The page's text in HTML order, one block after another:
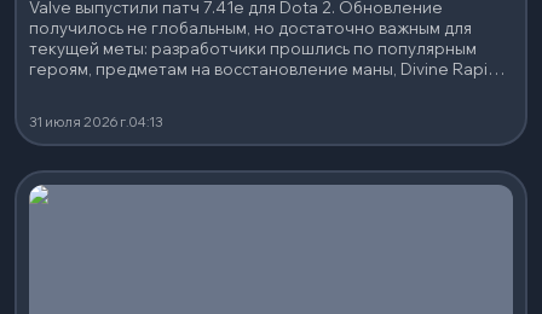
Valve выпустили патч 7.41e для Dota 2. Обновление
получилось не глобальным, но достаточно важным для
текущей меты: разработчики прошлись по популярным
героям, предметам на восстановление маны, Divine Rapier
31 июля 2026 г.04:13